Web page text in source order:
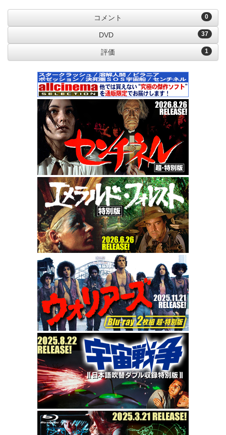
0
コメント
37
DVD
1
評価